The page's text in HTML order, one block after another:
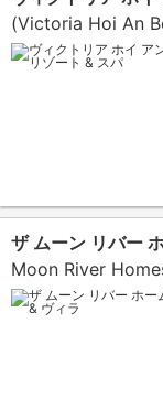
(Victoria Hoi An
ザ ムーン リバー
Moon River